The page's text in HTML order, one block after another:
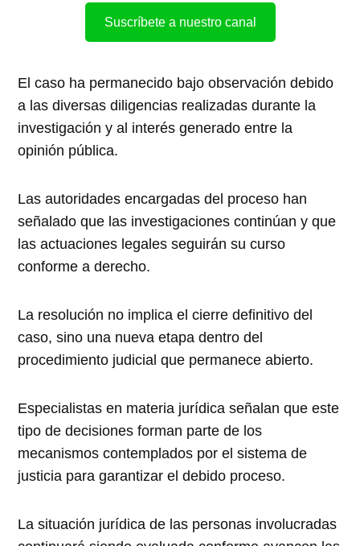
Suscríbete a nuestro canal
El caso ha permanecido bajo observación debido
a las diversas diligencias realizadas durante la
investigación y al interés generado entre la
opinión pública.
Las autoridades encargadas del proceso han
señalado que las investigaciones continúan y que
las actuaciones legales seguirán su curso
conforme a derecho.
La resolución no implica el cierre definitivo del
caso, sino una nueva etapa dentro del
procedimiento judicial que permanece abierto.
Especialistas en materia jurídica señalan que este
tipo de decisiones forman parte de los
mecanismos contemplados por el sistema de
justicia para garantizar el debido proceso.
La situación jurídica de las personas involucradas